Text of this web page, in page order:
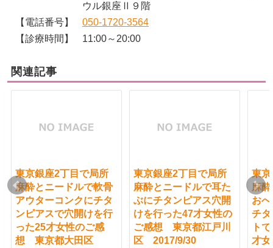
ウル銀座Ⅱ９階
【電話番号】
050-1720-3564
【診療時間】
11:00～20:00
関連記事
東京銀座2丁目で局所
麻酔とニードルで軟骨
アウターコンクにチタ
ンピアスで穴開けを行
った25才女性のご感
想 東京都大田区
東京銀座2丁目で局所
麻酔とニードルで耳た
ぶにチタンピアス穴開
けを行った47才女性の
ご感想 東京都江戸川
区 2017/9/30
東
麻
お
チ
ト
才